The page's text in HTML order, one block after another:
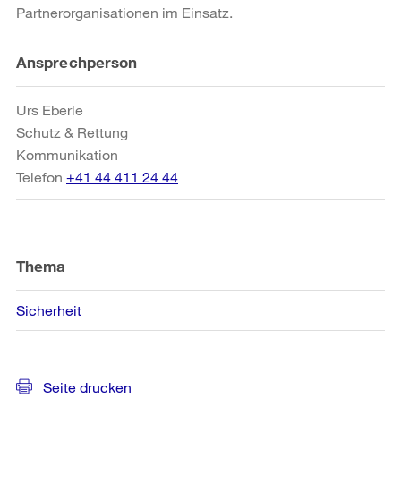
Partnerorganisationen im Einsatz.
Weitere
Informationen
Ansprechperson
Urs Eberle
Schutz & Rettung
Kommunikation
Telefon +41 44 411 24 44
Thema
Sicherheit
Seite drucken